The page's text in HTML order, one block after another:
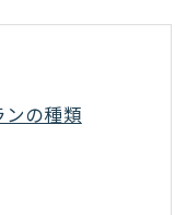
ンの種類